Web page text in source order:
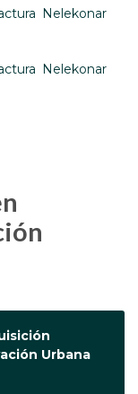
Nelekonar
Nelekonar
Urbana